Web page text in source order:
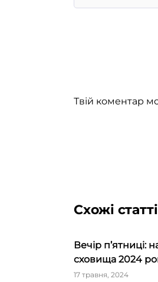
Твій коментар
Схожі статті
Вечір п’ятниці:
сховища 2024
17 травня, 2024